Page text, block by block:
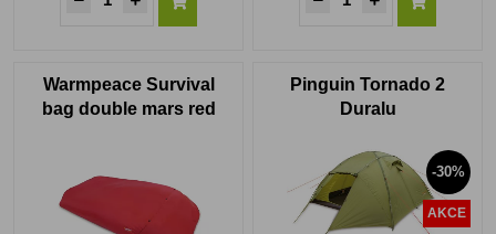
Warmpeace Survival
bag double mars red
Pinguin Tornado 2
Duralu
-30%
AKCE